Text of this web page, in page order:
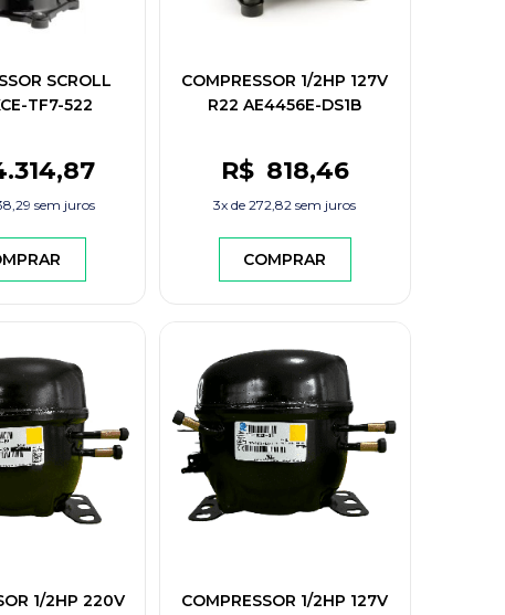
SCROLL
TF7-522
,87
sem juros
COMPRESSOR 1/2HP 127V
R22 AE4456E-DS1B
R$ 818,46
3x de 272,82 sem juros
COMPRAR
1/2HP 220V
COMPRESSOR 1/2HP 127V